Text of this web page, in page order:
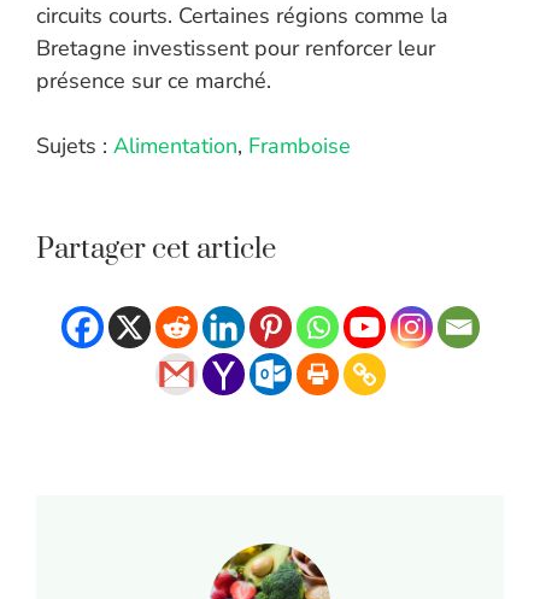
circuits courts. Certaines régions comme la
Bretagne investissent pour renforcer leur
présence sur ce marché.
Sujets : Alimentation, Framboise
Partager cet article